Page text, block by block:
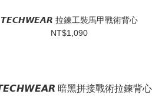
𝙏𝙀𝘾𝙃𝙒𝙀𝘼𝙍 拉鍊工裝馬甲戰術背心
NT$1,090